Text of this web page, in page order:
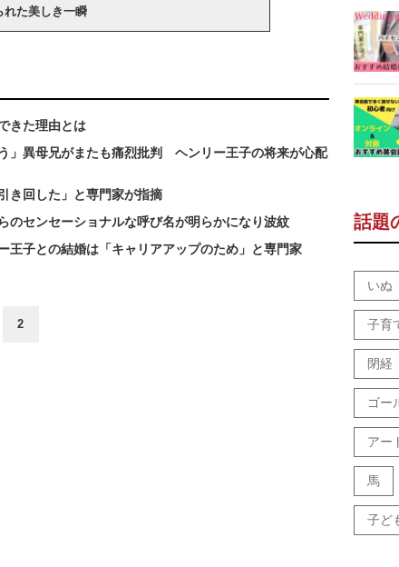
れた美しき一瞬
きた理由とは
」異母兄がまたも痛烈批判 ヘンリー王子の将来が心配
き回した」と専門家が指摘
センセーショナルな呼び名が明らかになり波紋
子との結婚は「キャリアアップのため」と専門家
2
話題
いぬ
子育
閉経
ゴー
アー
馬
子ど